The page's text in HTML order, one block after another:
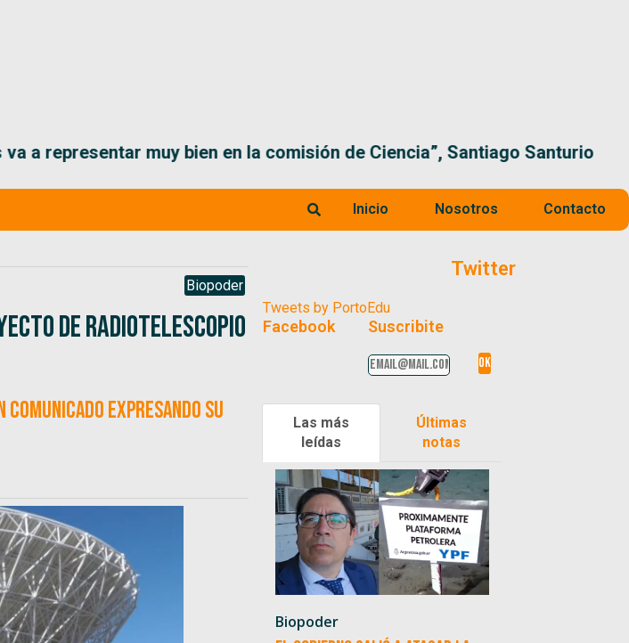
a representar muy bien en la comisión de Ciencia”, Santiago Santurio
Inicio Nosotros Contacto
Biopoder
de radiotelescopio
comunicado expresando su
Twitter
Tweets by PortoEdu
Facebook Suscribite
Las más
leídas
Últimas
notas
Biopoder